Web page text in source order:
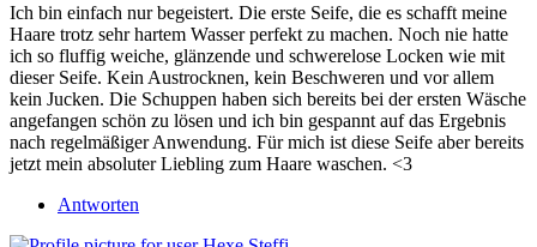
Ich bin einfach nur begeistert. Die erste Seife, die es schafft meine
Haare trotz sehr hartem Wasser perfekt zu machen. Noch nie hatte
ich so fluffig weiche, glänzende und schwerelose Locken wie mit
dieser Seife. Kein Austrocknen, kein Beschweren und vor allem
kein Jucken. Die Schuppen haben sich bereits bei der ersten Wäsche
angefangen schön zu lösen und ich bin gespannt auf das Ergebnis
nach regelmäßiger Anwendung. Für mich ist diese Seife aber bereits
jetzt mein absoluter Liebling zum Haare waschen. <3
Antworten